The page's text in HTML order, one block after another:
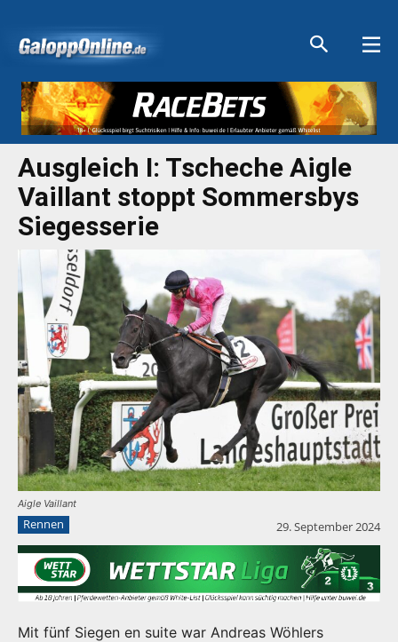
Ausgleich I: Tscheche Aigle
Vaillant stoppt Sommersbys
Siegesserie
Aigle Vaillant
Rennen 29. September 2024
Mit fünf Siegen en suite war Andreas Wöhlers